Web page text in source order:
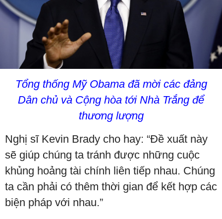
Tổng thống Mỹ Obama đã mời các đảng
Dân chủ và Cộng hòa tới Nhà Trắng để
thương lượng
Nghị sĩ Kevin Brady cho hay: “Đề xuất này
sẽ giúp chúng ta tránh được những cuộc
khủng hoảng tài chính liên tiếp nhau. Chúng
ta cần phải có thêm thời gian để kết hợp các
biện pháp với nhau.”